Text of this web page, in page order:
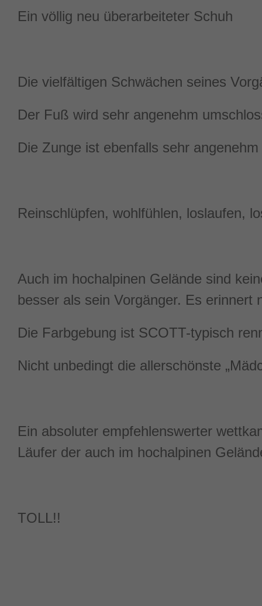
Ein völlig neu überarbeiteter Schuh
Die vielfältigen Schwächen seines
Der Fuß wird sehr angenehm
Die Zunge ist ebenfalls sehr
Reinschlüpfen, wohlfühlen, loslaufen,
Auch im hochalpinen Gelände sind
besser als sein Vorgänger. Es erinnert
Die Farbgebung ist SCOTT-typisch
Nicht unbedingt die allerschönste
Ein absoluter empfehlenswerter
Läufer der auch im hochalpinen
TOLL!!